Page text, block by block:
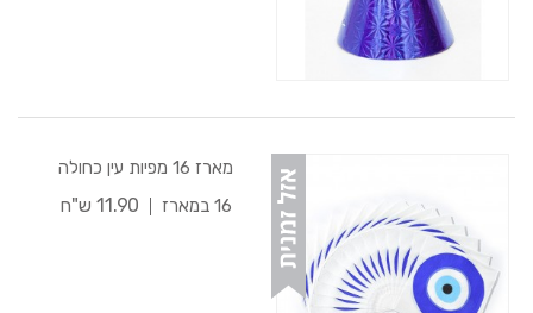
מארז 16 מפיות עין כחולה
16 במארז
11.90 ש"ח